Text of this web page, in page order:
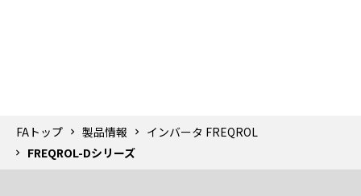
FAトップ 製品情報
インバータ FREQROL
FREQROL-Dシリーズ